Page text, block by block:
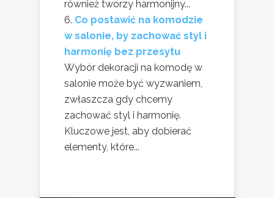
również tworzy harmonijny...
Co postawić na komodzie
w salonie, by zachować styl i
harmonię bez przesytu
Wybór dekoracji na komodę w
salonie może być wyzwaniem,
zwłaszcza gdy chcemy
zachować styl i harmonię.
Kluczowe jest, aby dobierać
elementy, które...